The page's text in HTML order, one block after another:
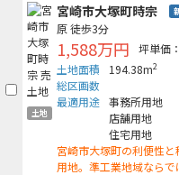
土地
宮崎市大塚町時宗
原徒歩3分
1,588万円
坪単価
土地面積
194.38m2
総区画数
最適用途 事務所用地
店舗用地
住宅用地
宮崎市大塚町の利便性
用地。準工業地域なら